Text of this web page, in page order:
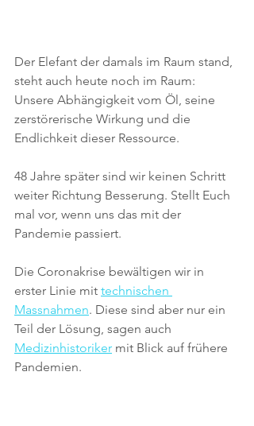
Der Elefant der damals im Raum stand,
steht auch heute noch im Raum:
Unsere Abhängigkeit vom Öl, seine
zerstörerische Wirkung und die
Endlichkeit dieser Ressource.
48 Jahre später sind wir keinen Schritt
weiter Richtung Besserung. Stellt Euch
mal vor, wenn uns das mit der
Pandemie passiert.
Die Coronakrise bewältigen wir in
erster Linie mit technischen
Massnahmen. Diese sind aber nur ein
Teil der Lösung, sagen auch
Medizinhistoriker mit Blick auf frühere
Pandemien.